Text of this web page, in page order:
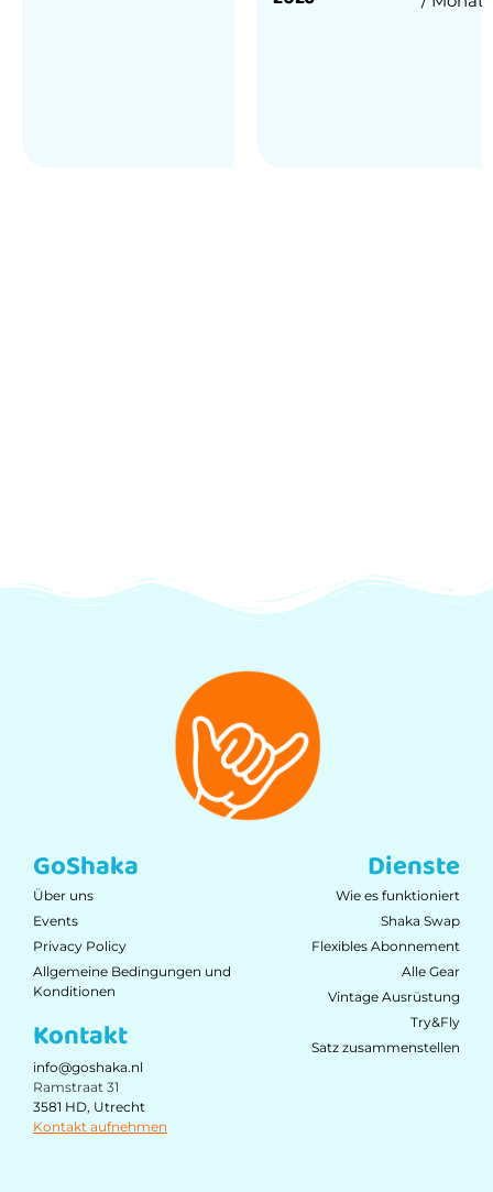
GoShaka
Über uns
Events
Privacy Policy
Allgemeine Bedingungen und
Konditionen
Kontakt
info@goshaka.nl
Ramstraat 31
3581 HD, Utrecht
Kontakt aufnehmen
Dienste
Wie es funktioniert
Shaka Swap
Flexibles Abonnement
Alle Gear
Vintage Ausrüstung
Try&Fly
Satz zusammenstellen